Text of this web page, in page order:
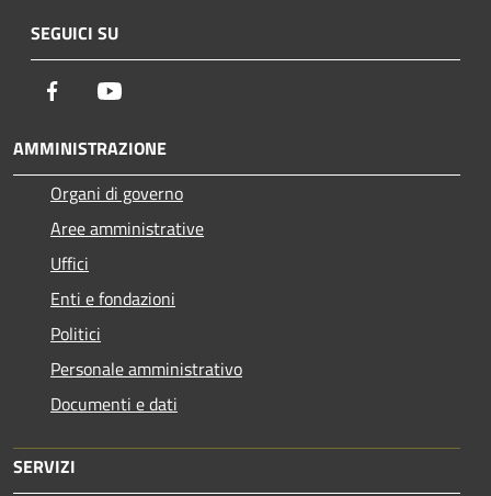
SEGUICI SU
Facebook
AMMINISTRAZIONE
Organi di governo
Aree amministrative
Uffici
Enti e fondazioni
Politici
Personale amministrativo
Documenti e dati
SERVIZI